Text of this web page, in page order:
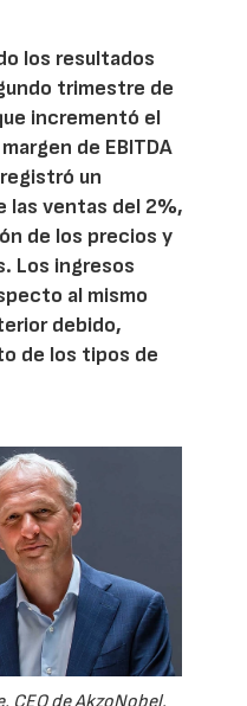
los resultados
trimestre de
incrementó el
de EBITDA
un
las ventas del 2%,
de los precios y
Los ingresos
al mismo
debido,
de los tipos de